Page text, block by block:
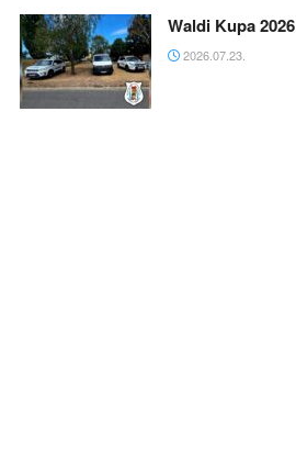
Waldi Kupa 2026
2026.07.23.